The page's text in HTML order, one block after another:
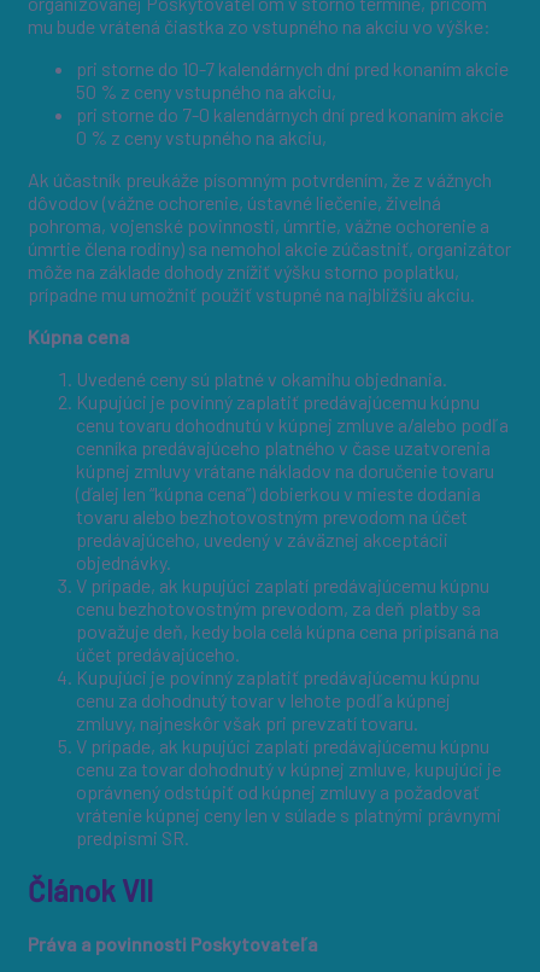
mu bude vrátená čiastka zo vstupného na akciu vo výške:
pri storne do 10-7 kalendárnych dní pred konaním akcie
50 % z ceny vstupného na akciu,
pri storne do 7-0 kalendárnych dní pred konaním akcie
0 % z ceny vstupného na akciu,
Ak účastník preukáže písomným potvrdením, že z vážnych
dôvodov (vážne ochorenie, ústavné liečenie, živelná
pohroma, vojenské povinnosti, úmrtie, vážne ochorenie a
úmrtie člena rodiny) sa nemohol akcie zúčastniť, organizátor
môže na základe dohody znížiť výšku storno poplatku,
prípadne mu umožniť použiť vstupné na najbližšiu akciu.
Kúpna cena
Uvedené ceny sú platné v okamihu objednania.
Kupujúci je povinný zaplatiť predávajúcemu kúpnu
cenu tovaru dohodnutú v kúpnej zmluve a/alebo podľa
cenníka predávajúceho platného v čase uzatvorenia
kúpnej zmluvy vrátane nákladov na doručenie tovaru
(ďalej len “kúpna cena”) dobierkou v mieste dodania
tovaru alebo bezhotovostným prevodom na účet
predávajúceho, uvedený v záväznej akceptácii
objednávky.
V prípade, ak kupujúci zaplatí predávajúcemu kúpnu
cenu bezhotovostným prevodom, za deň platby sa
považuje deň, kedy bola celá kúpna cena pripísaná na
účet predávajúceho.
Kupujúci je povinný zaplatiť predávajúcemu kúpnu
cenu za dohodnutý tovar v lehote podľa kúpnej
zmluvy, najneskôr však pri prevzatí tovaru.
V prípade, ak kupujúci zaplatí predávajúcemu kúpnu
cenu za tovar dohodnutý v kúpnej zmluve, kupujúci je
oprávnený odstúpiť od kúpnej zmluvy a požadovať
vrátenie kúpnej ceny len v súlade s platnými právnymi
predpismi SR.
Článok VII
Práva a povinnosti Poskytovateľa